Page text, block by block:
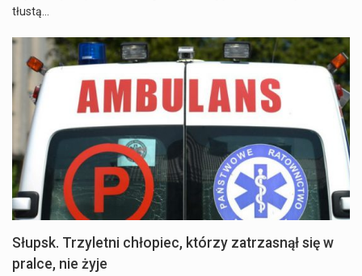
tłustą…
Słupsk. Trzyletni chłopiec, którzy zatrzasnął się w
pralce, nie żyje